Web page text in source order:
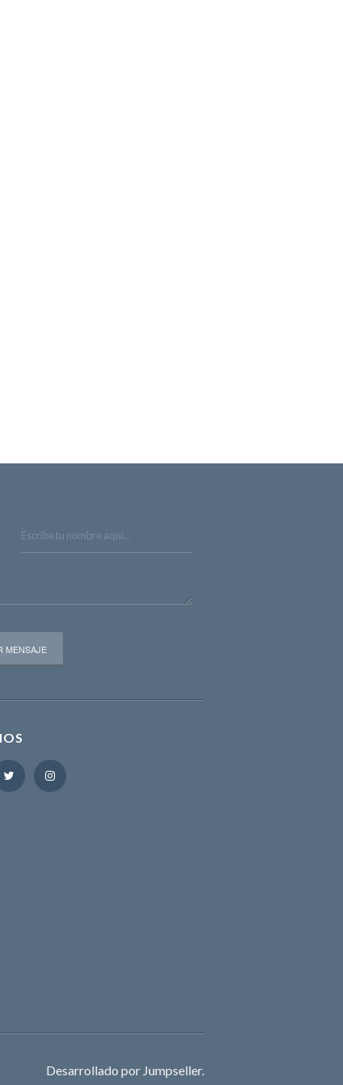
Desarrollado por Jumpseller.